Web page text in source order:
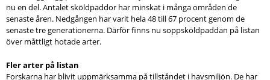
nu en del. Antalet sköldpaddor har minskat i många områden de
senaste åren. Nedgången har varit hela 48 till 67 procent genom de
senaste tre generationerna. Därför finns nu soppsköldpaddan på listan
över måttligt hotade arter.
Fler arter på listan
Forskarna har blivit uppmärksamma på tillståndet i havsmiljön. De har